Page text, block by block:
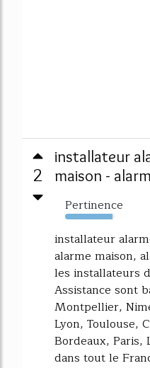
2
installateur
maison -
Pertinence
96%
installateur
alarme maison,
les installateurs
Assistance sont
Montpellier,
Lyon, Toulouse,
Bordeaux, Paris,
dans tout le